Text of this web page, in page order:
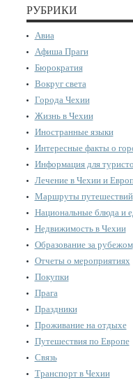
РУБРИКИ
Авиа
Афиша Праги
Бюрократия
Вокруг света
Города Чехии
Жизнь в Чехии
Иностранные языки
Интересные факты о
Информация для
Лечение в Чехии и
Маршруты путешествий
Национальные блюда и
Недвижимость в Чехии
Образование за рубежом
Отчеты о мероприятиях
Покупки
Прага
Праздники
Проживание на отдыхе
Путешествия по Европе
Связь
Транспорт в Чехии